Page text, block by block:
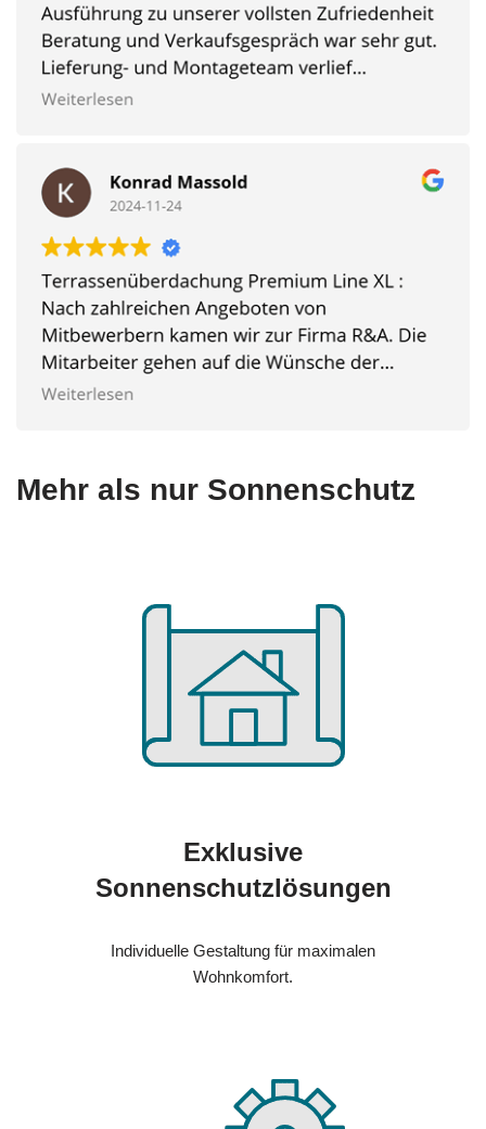
Mehr als nur Sonnenschutz
Exklusive
Sonnenschutzlösungen
Individuelle Gestaltung für maximalen
Wohnkomfort.